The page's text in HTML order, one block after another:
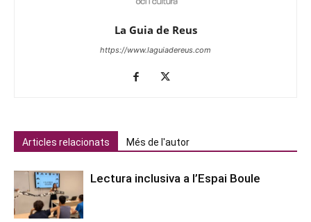
La Guia de Reus
https://www.laguiadereus.com
Articles relacionats Més de l'autor
Lectura inclusiva a l’Espai Boule